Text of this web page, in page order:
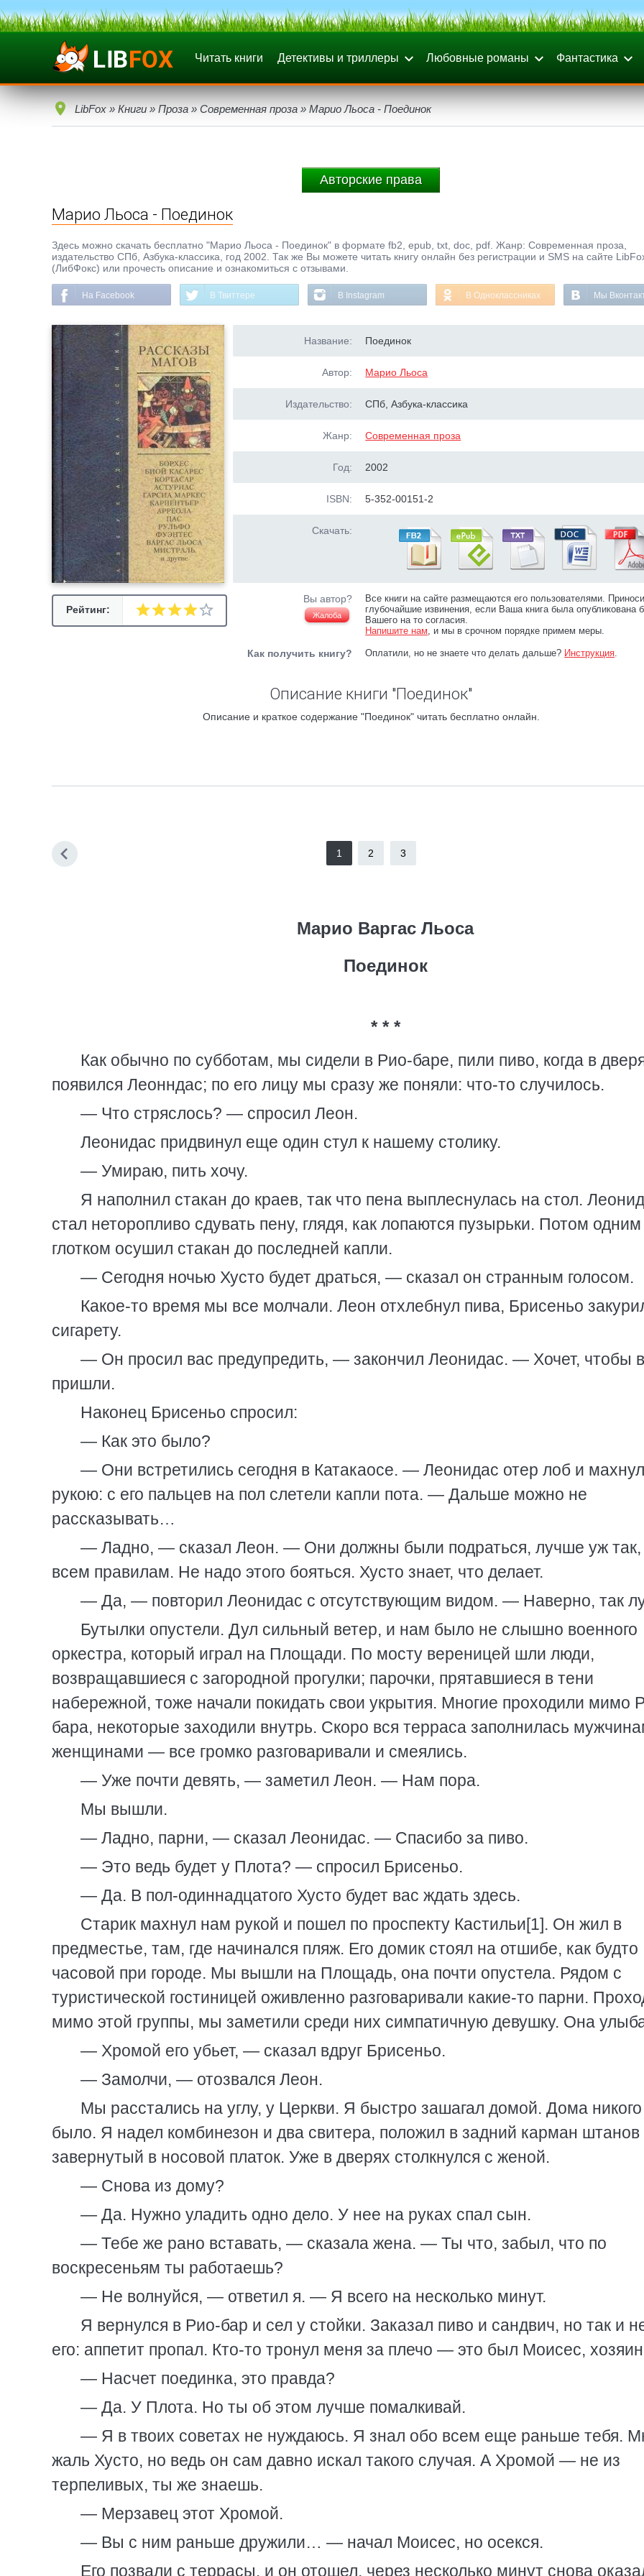
Читать книги Детективы и триллеры Любовные романы Фантастика
LibFox » Книги » Проза » Современная проза » Марио Льоса - Поединок
Авторские права
Марио Льоса - Поединок
Здесь можно скачать бесплатно "Марио Льоса - Поединок" в формате fb2, epub, txt, doc, pdf. Жанр: Современная проза,
издательство СПб, Азбука-классика, год 2002. Так же Вы можете читать книгу онлайн без регистрации и SMS на сайте
(ЛибФокс) или прочесть описание и ознакомиться с отзывами.
На Facebook В Твиттере В Instagram В Одноклассниках Мы
Рейтинг:
Название: Поединок
Автор: Марио Льоса
Издательство: СПб, Азбука-классика
Жанр: Современная проза
Год: 2002
ISBN: 5-352-00151-2
Скачать:
Вы автор?
Жалоба
Все книги на сайте размещаются его пользователями.
глубочайшие извинения, если Ваша книга была опубликована
Вашего на то согласия.
Напишите нам, и мы в срочном порядке примем меры.
Как получить книгу? Оплатили, но не знаете что делать дальше? Инструкция.
Описание книги "Поединок"
Описание и краткое содержание "Поединок" читать бесплатно онлайн.
1 2 3
Марио Варгас Льоса
Поединок
* * *
Как обычно по субботам, мы сидели в Рио-баре, пили пиво, когда в
появился Леонндас; по его лицу мы сразу же поняли: что-то случилось.
— Что стряслось? — спросил Леон.
Леонидас придвинул еще один стул к нашему столику.
— Умираю, пить хочу.
Я наполнил стакан до краев, так что пена выплеснулась на стол.
стал неторопливо сдувать пену, глядя, как лопаются пузырьки. Потом одним
глотком осушил стакан до последней капли.
— Сегодня ночью Хусто будет драться, — сказал он странным голосом.
Какое-то время мы все молчали. Леон отхлебнул пива, Брисеньо
сигарету.
— Он просил вас предупредить, — закончил Леонидас. — Хочет, чтобы
пришли.
Наконец Брисеньо спросил:
— Как это было?
— Они встретились сегодня в Катакаосе. — Леонидас отер лоб и махнул
рукою: с его пальцев на пол слетели капли пота. — Дальше можно не
рассказывать…
— Ладно, — сказал Леон. — Они должны были подраться, лучше уж так,
всем правилам. Не надо этого бояться. Хусто знает, что делает.
— Да, — повторил Леонидас с отсутствующим видом. — Наверно, так
Бутылки опустели. Дул сильный ветер, и нам было не слышно военного
оркестра, который играл на Площади. По мосту вереницей шли люди,
возвращавшиеся с загородной прогулки; парочки, прятавшиеся в тени
набережной, тоже начали покидать свои укрытия. Многие проходили мимо
бара, некоторые заходили внутрь. Скоро вся терраса заполнилась
женщинами — все громко разговаривали и смеялись.
— Уже почти девять, — заметил Леон. — Нам пора.
Мы вышли.
— Ладно, парни, — сказал Леонидас. — Спасибо за пиво.
— Это ведь будет у Плота? — спросил Брисеньо.
— Да. В пол-одиннадцатого Хусто будет вас ждать здесь.
Старик махнул нам рукой и пошел по проспекту Кастильи[1]. Он жил в
предместье, там, где начинался пляж. Его домик стоял на отшибе, как будто
часовой при городе. Мы вышли на Площадь, она почти опустела. Рядом с
туристической гостиницей оживленно разговаривали какие-то парни.
мимо этой группы, мы заметили среди них симпатичную девушку. Она
— Хромой его убьет, — сказал вдруг Брисеньо.
— Замолчи, — отозвался Леон.
Мы расстались на углу, у Церкви. Я быстро зашагал домой. Дома
было. Я надел комбинезон и два свитера, положил в задний карман штанов
завернутый в носовой платок. Уже в дверях столкнулся с женой.
— Снова из дому?
— Да. Нужно уладить одно дело. У нее на руках спал сын.
— Тебе же рано вставать, — сказала жена. — Ты что, забыл, что по
воскресеньям ты работаешь?
— Не волнуйся, — ответил я. — Я всего на несколько минут.
Я вернулся в Рио-бар и сел у стойки. Заказал пиво и сандвич, но так и
его: аппетит пропал. Кто-то тронул меня за плечо — это был Моисес,
— Насчет поединка, это правда?
— Да. У Плота. Но ты об этом лучше помалкивай.
— Я в твоих советах не нуждаюсь. Я знал обо всем еще раньше тебя.
жаль Хусто, но ведь он сам давно искал такого случая. А Хромой — не из
терпеливых, ты же знаешь.
— Мерзавец этот Хромой.
— Вы с ним раньше дружили… — начал Моисес, но осекся.
Его позвали с террасы, и он отошел, через несколько минут снова